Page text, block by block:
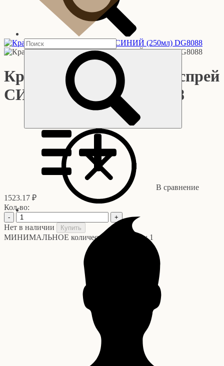
Краситель металлизир. спрей
СИНИЙ (250мл) DG8088
В сравнение
1523.17 ₽
Кол-во:
- +
Нет в наличии Купить
МИНИМАЛЬНОЕ количество для заказа: 1